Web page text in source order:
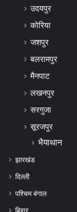
उदयपुर
कोरिया
जशपुर
बलरामपुर
मैनपाट
लखनपुर
सरगुजा
सूरजपुर
भैयाथान
झारखंड
दिल्ली
पश्चिम बंगाल